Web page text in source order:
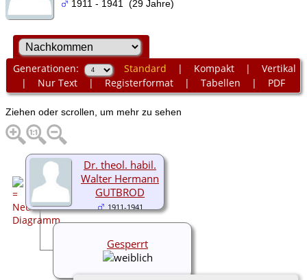
1911 - 1941 (29 Jahre)
Generationen: Standard | Kompakt| Vertikal
| Nur Text| Registerformat| Tabellen | PDF
Ziehen oder scrollen, um mehr zu sehen
Dr. theol. habil.
Walter Hermann
GUTBROD
1911-1941
Gesperrt